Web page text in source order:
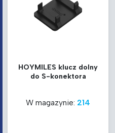
HOYMILES klucz dolny
do S-konektora
W magazynie: 214